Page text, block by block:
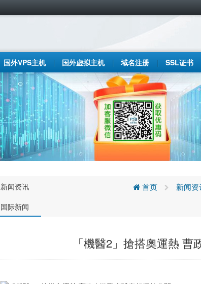
国外VPS主机 国外虚拟主机 域名注册 SSL证书
新闻资讯
国际新闻
首页 新闻资
「機醫2」搶搭奧運熱